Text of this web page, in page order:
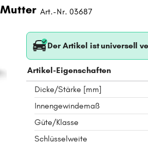
Mutter Art.-Nr. 03687
Der Artikel ist universell
Artikel-Eigenschaften
Dicke/Stärke [mm]
Innengewindemaß
Güte/Klasse
Schlüsselweite